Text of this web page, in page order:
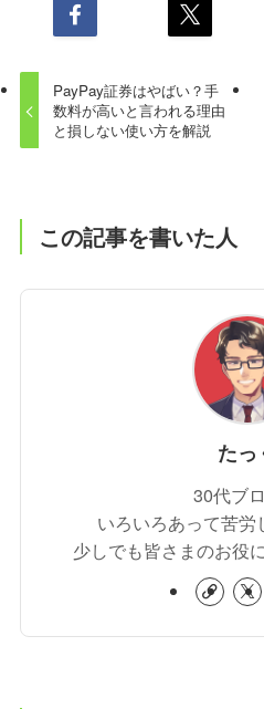
PayPay証券はやばい？手
数料が高いと言われる理由
と損しない使い方を解説
この記事を書いた人
たっ
30代ブ
いろいろあって苦
少しでも皆さまのお役